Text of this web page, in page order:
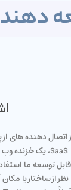
اتصال دهنده های
قابل توسعه ما
نظر از ساختار یا